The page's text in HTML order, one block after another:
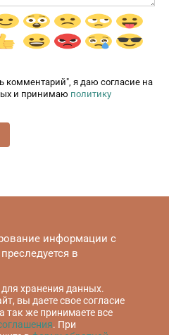
комментарий", я даю согласие на
и принимаю политику
информации с
в
для хранения данных.
вы даете свое согласие
так же принимаете все
. При